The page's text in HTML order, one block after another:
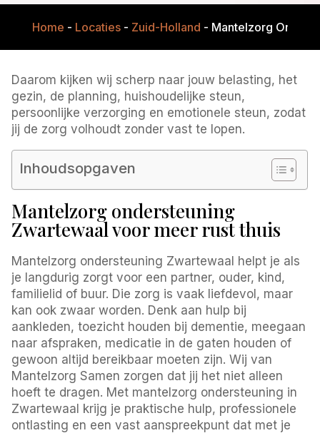
Home - Locaties- Zuid-Holland - Mantelzorg
Daarom kijken wij scherp naar jouw belasting, het
gezin, de planning, huishoudelijke steun,
persoonlijke verzorging en emotionele steun, zodat
jij de zorg volhoudt zonder vast te lopen.
Inhoudsopgaven
Mantelzorg ondersteuning
Zwartewaal voor meer rust thuis
Mantelzorg ondersteuning Zwartewaal helpt je als
je langdurig zorgt voor een partner, ouder, kind,
familielid of buur. Die zorg is vaak liefdevol, maar
kan ook zwaar worden. Denk aan hulp bij
aankleden, toezicht houden bij dementie, meegaan
naar afspraken, medicatie in de gaten houden of
gewoon altijd bereikbaar moeten zijn. Wij van
Mantelzorg Samen zorgen dat jij het niet alleen
hoeft te dragen. Met mantelzorg ondersteuning in
Zwartewaal krijg je praktische hulp, professionele
ontlasting en een vast aanspreekpunt dat met je